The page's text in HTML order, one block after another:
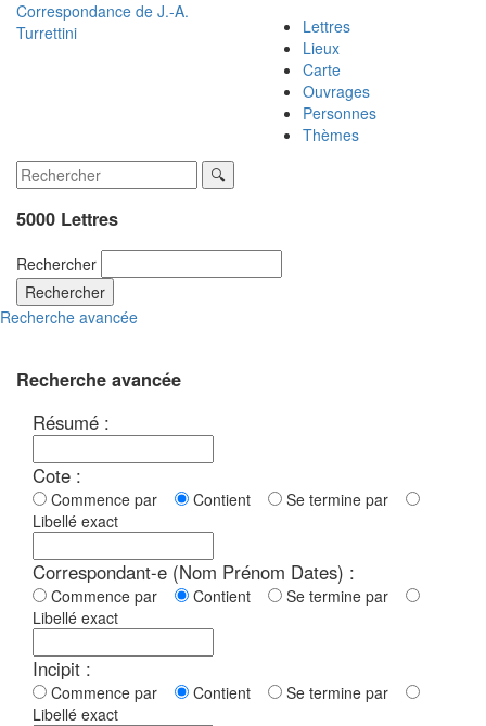
Correspondance de J.-A.
Turrettini
Lettres
Lieux
Carte
Ouvrages
Personnes
Thèmes
5000 Lettres
Rechercher
Rechercher
Recherche avancée
Recherche avancée
Résumé :
Cote :
Commence par Contient
Se termine par
Libellé exact
Correspondant-e (Nom Prénom Dates) :
Commence par Contient
Se termine par
Libellé exact
Incipit :
Commence par Contient
Se termine par
Libellé exact